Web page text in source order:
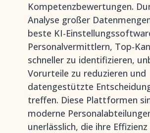
Kompetenzbewertungen.
Analyse großer
beste KI-
Personalvermittlern, Top-
schneller zu identifizieren,
Vorurteile zu reduzieren und
datengestützte
treffen. Diese Plattformen
moderne
unerlässlich, die ihre Effizienz